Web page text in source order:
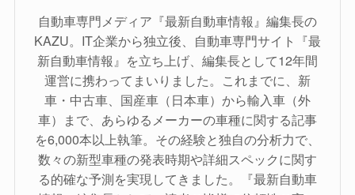
自動車専門メディア『最新自動車情報』編集長の
KAZU。IT企業から独立後、自動車専門サイト『最
新自動車情報』を立ち上げ、編集長として12年間
運営に携わってまいりました。これまでに、新
車・中古車、国産車（日本車）から輸入車（外
車）まで、あらゆるメーカーの車種に関する記事
を6,000本以上執筆。その経験と独自の分析力で、
数々の新型車種の発表時期や詳細スペックに関す
る的確な予測を実現してきました。『最新自動車